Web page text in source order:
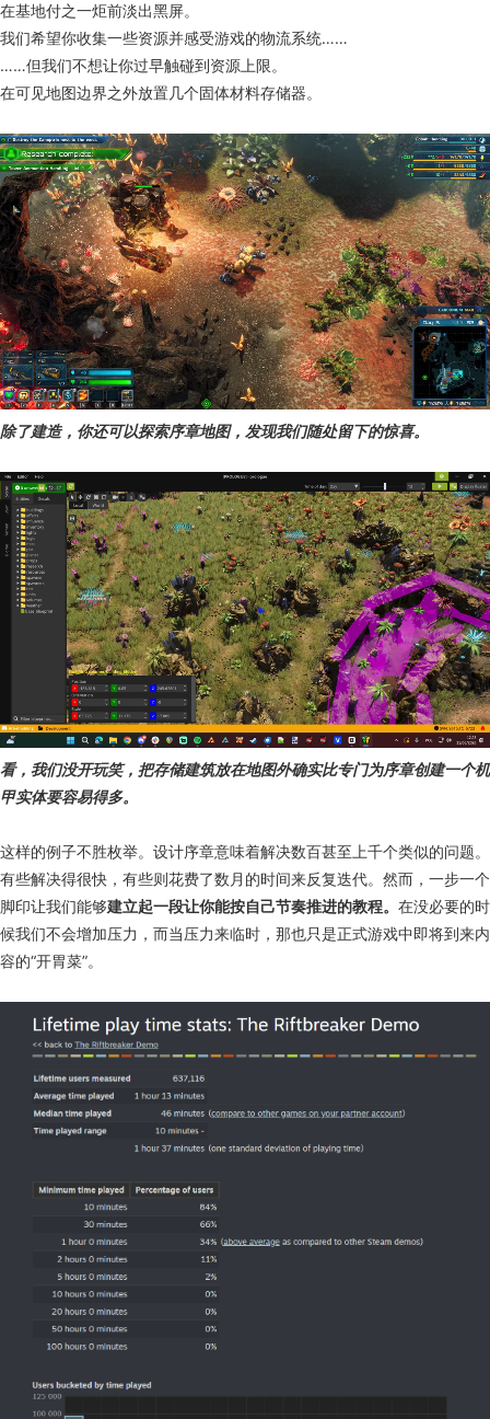
在基地付之一炬前淡出黑屏。
我们希望你收集一些资源并感受游戏的物流系统……
……但我们不想让你过早触碰到资源上限。
在可见地图边界之外放置几个固体材料存储器。
除了建造，你还可以探索序章地图，发现我们随处留下的惊喜。
看，我们没开玩笑，把存储建筑放在地图外确实比专门为序章创建一个机
甲实体要容易得多。
这样的例子不胜枚举。设计序章意味着解决数百甚至上千个类似的问题。
有些解决得很快，有些则花费了数月的时间来反复迭代。然而，一步一个
脚印让我们能够建立起一段让你能按自己节奏推进的教程。 在没必要的时
候我们不会增加压力，而当压力来临时，那也只是正式游戏中即将到来内
容的“开胃菜”。